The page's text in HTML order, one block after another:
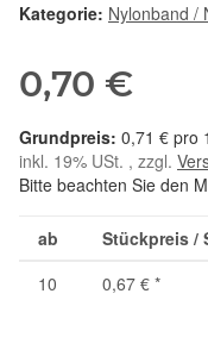
Kategorie: Nylonband /
0,70 €
0,71 € pro
inkl. 19% USt. , zzgl.
Bitte beachten Sie den
ab Stückpreis /
10
0,67 € *